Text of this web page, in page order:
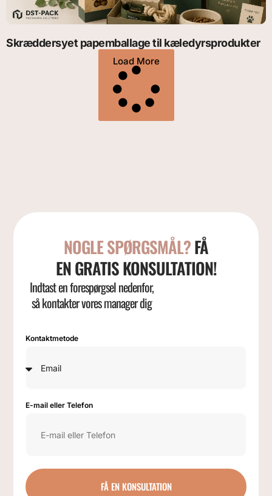
Skræddersyet papemballage til kæledyrsprodukter
Load More
NOGLE SPØRGSMÅL?FÅ
EN GRATIS KONSULTATION!
Indtast en forespørgsel nedenfor,
så kontakter vores manager dig
Kontaktmetode
E-mail eller Telefon
FÅ EN KONSULTATION